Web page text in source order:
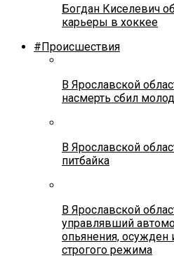
Богдан Киселевич
карьеры в хоккее
#Происшествия
В Ярославской
насмерть сбил
В Ярославской
питбайка
В Ярославской
управлявший
опьянения,
строгого режима